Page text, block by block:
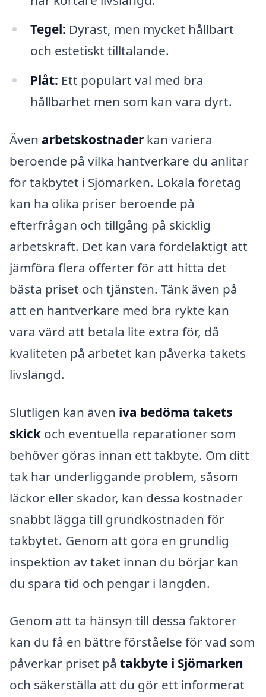
Tegel: Dyrast, men mycket hållbart
och estetiskt tilltalande.
Plåt: Ett populärt val med bra
hållbarhet men som kan vara dyrt.
Även arbetskostnader kan variera
beroende på vilka hantverkare du anlitar
för takbytet i Sjömarken. Lokala företag
kan ha olika priser beroende på
efterfrågan och tillgång på skicklig
arbetskraft. Det kan vara fördelaktigt att
jämföra flera offerter för att hitta det
bästa priset och tjänsten. Tänk även på
att en hantverkare med bra rykte kan
vara värd att betala lite extra för, då
kvaliteten på arbetet kan påverka takets
livslängd.
Slutligen kan även iva bedöma takets
skick och eventuella reparationer som
behöver göras innan ett takbyte. Om ditt
tak har underliggande problem, såsom
läckor eller skador, kan dessa kostnader
snabbt lägga till grundkostnaden för
takbytet. Genom att göra en grundlig
inspektion av taket innan du börjar kan
du spara tid och pengar i längden.
Genom att ta hänsyn till dessa faktorer
kan du få en bättre förståelse för vad som
påverkar priset på takbyte i Sjömarken
och säkerställa att du gör ett informerat